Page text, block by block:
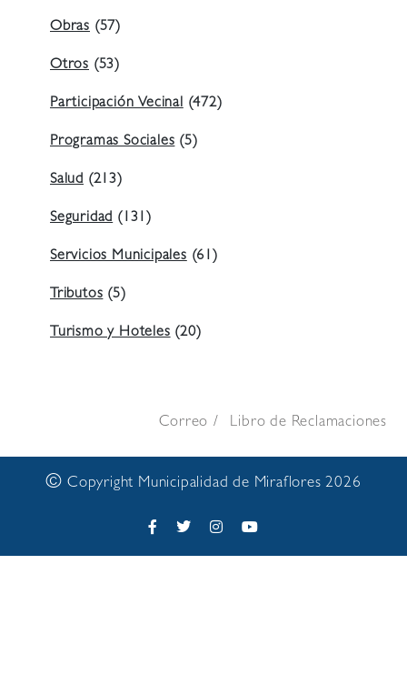
Obras (57)
Otros (53)
Participación Vecinal (472)
Programas Sociales (5)
Salud (213)
Seguridad (131)
Servicios Municipales (61)
Tributos (5)
Turismo y Hoteles (20)
Correo Libro de Reclamaciones
© Copyright Municipalidad de Miraflores 2026